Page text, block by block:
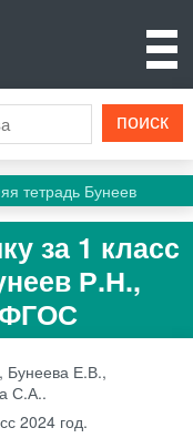
тетрадь Бунеев
за 1 класс
Р.Н.,
Бунеева Е.В.,
С.А..
2024 год.